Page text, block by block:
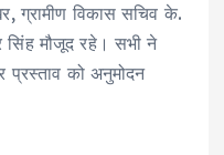
ग्रामीण विकास सचिव के.
सिंह मौजूद रहे। सभी ने
को अनुमोदन